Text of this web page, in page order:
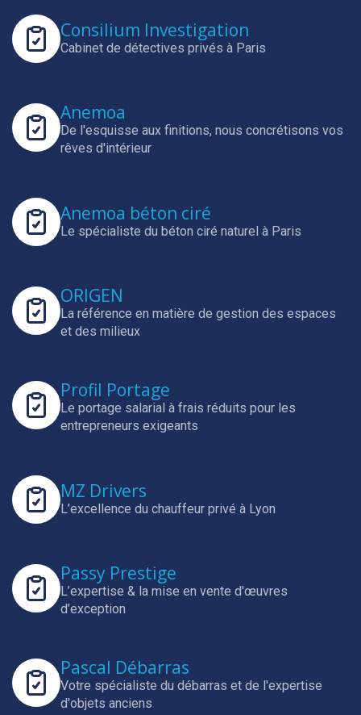
Consilium Investigation
Cabinet de détectives privés à Paris
Anemoa
De l'esquisse aux finitions, nous concrétisons vos
rêves d'intérieur
Anemoa béton ciré
Le spécialiste du béton ciré naturel à Paris
ORIGEN
La référence en matière de gestion des espaces
et des milieux
Profil Portage
Le portage salarial à frais réduits pour les
entrepreneurs exigeants
MZ Drivers
L’excellence du chauffeur privé à Lyon
Passy Prestige
L’expertise & la mise en vente d'œuvres
d’exception
Pascal Débarras
Votre spécialiste du débarras et de l'expertise
d'objets anciens